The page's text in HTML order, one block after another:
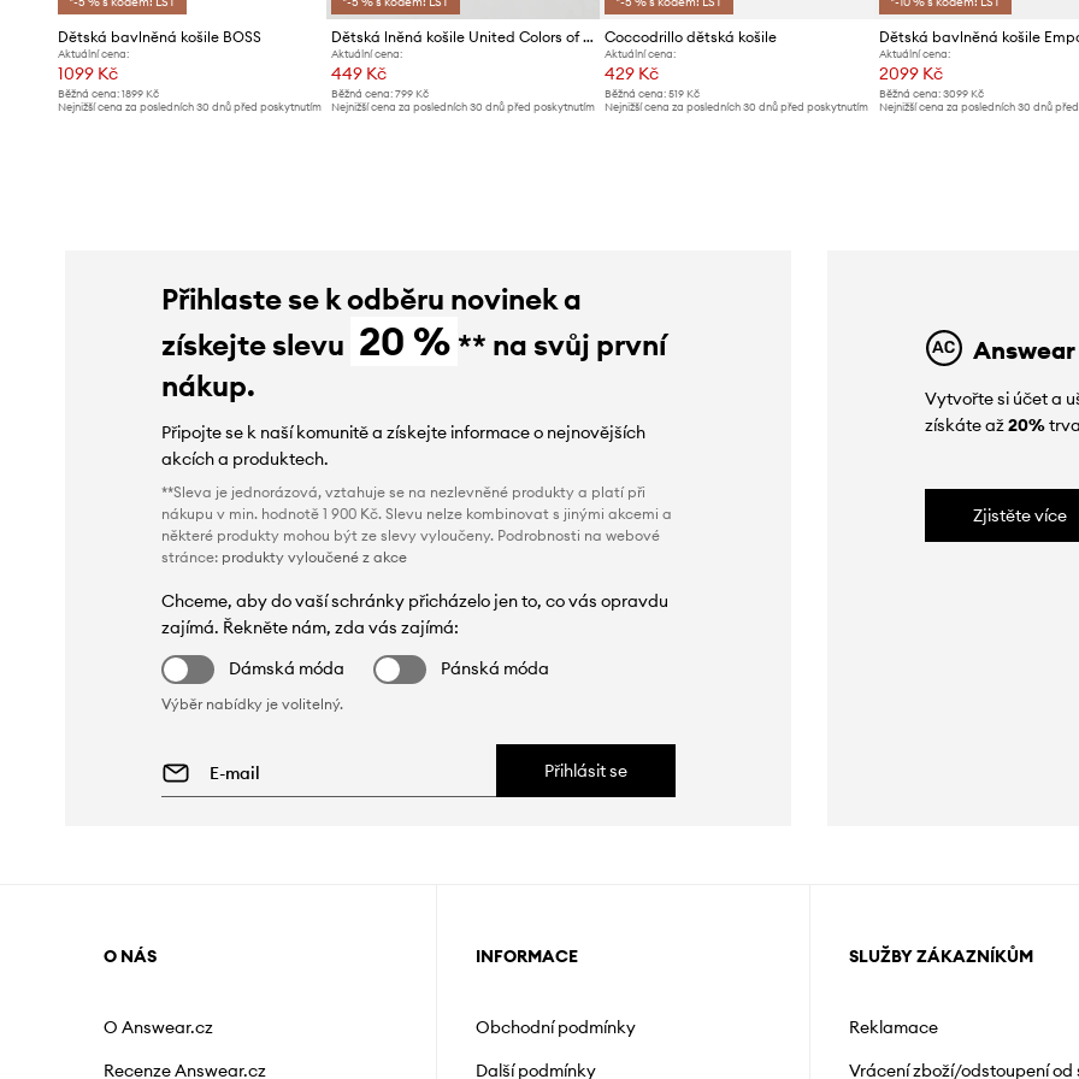
Dětská bavlněná košile BOSS
Aktuální cena:
1099 Kč
Běžná cena: 1899 Kč
Nejnižší cena za posledních 30 dnů před poskytnutím
Dětská lněná košile United Colors of Benetton
Aktuální cena:
449 Kč
Běžná cena:799 Kč
Nejnižší cena za posledních 30 dnů před poskytnutím
Coccodrillo dětská košile
Aktuální cena:
429 Kč
Běžná cena: 519 Kč
Nejnižší cena za posledních 30 dnů před poskytnutím
Aktuální cena:
2099 Kč
Běžná cena: 3099 Kč
Nejnižší cena za posledních 30 dnů
Přihlaste se k odběru novinek a
získejte slevu 20 % ** na svůj první
nákup.
Připojte se k naší komunitě a získejte informace o nejnovějších
akcích a produktech.
**Sleva je jednorázová, vztahuje se na nezlevněné produkty a platí při
nákupu v min. hodnotě 1 900 Kč. Slevu nelze kombinovat s jinými akcemi a
některé produkty mohou být ze slevy vyloučeny. Podrobnosti na webové
stránce: produkty vyloučené z akce
Chceme, aby do vaší schránky přicházelo jen to, co vás opravdu
zajímá. Řekněte nám, zda vás zajímá:
Dámská móda
Pánská móda
Výběr nabídky je volitelný.
Přihlásit se
Vytvořte si účet a
získáte až20%
Zjistěte více
O NÁS
O Answear.cz
Recenze Answear.cz
INFORMACE
Obchodní podmínky
Další podmínky
SLUŽBY ZÁKAZNÍKŮM
Reklamace
Vrácení zboží/odstoupení od